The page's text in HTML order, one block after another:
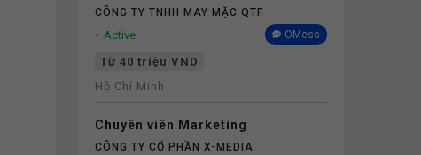
(Garments) - Lương 40M+
CÔNG TY TNHH MAY MẶC QTF
Active OMess
Từ 40 triệu VND
Hồ Chí Minh
Chuyên viên Marketing
CÔNG TY CỔ PHẦN X-MEDIA